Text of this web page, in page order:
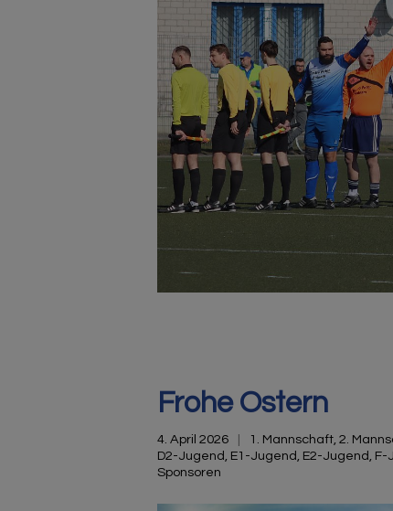
Frohe Ostern
4. April 2026 1. Mannschaft 2.
D2-Jugend E1-Jugend E2-Jugend F-
Sponsoren